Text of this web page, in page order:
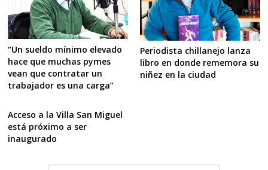
“Un sueldo mínimo elevado
hace que muchas pymes
vean que contratar un
trabajador es una carga”
Periodista chillanejo lanza
libro en donde rememora su
niñez en la ciudad
Acceso a la Villa San Miguel
está próximo a ser
inaugurado